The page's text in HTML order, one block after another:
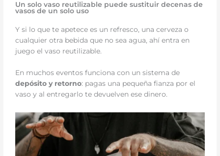
Un solo vaso reutilizable puede sustituir decenas de
vasos de un solo uso
Y si lo que te apetece es un refresco, una cerveza o
cualquier otra bebida que no sea agua, ahí entra en
juego el vaso reutilizable.
En muchos eventos funciona con un sistema de
depósito y retorno: pagas una pequeña fianza por el
vaso y al entregarlo te devuelven ese dinero.